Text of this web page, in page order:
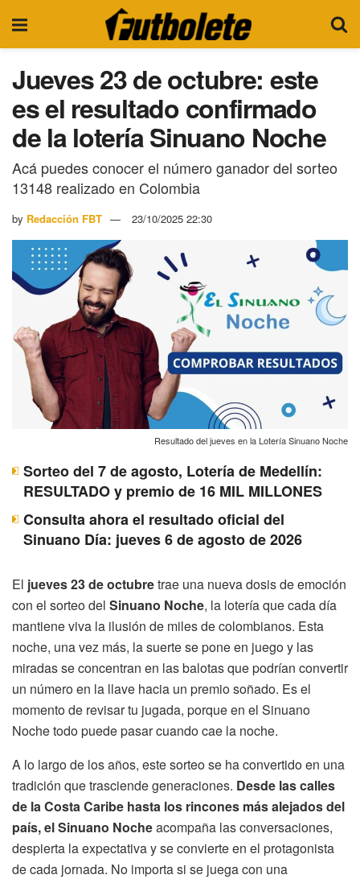
Jueves 23 de octubre: este
es el resultado confirmado
de la lotería Sinuano Noche
Acá puedes conocer el número ganador del sorteo
13148 realizado en Colombia
by Redacción FBT 23/10/2025 22:30
Resultado del jueves en la Lotería Sinuano Noche
Sorteo del 7 de agosto, Lotería de Medellín:
RESULTADO y premio de 16 MIL MILLONES
Consulta ahora el resultado oficial del
Sinuano Día: jueves 6 de agosto de 2026
El jueves 23 de octubretrae una nueva dosis de emoción
con el sorteo del Sinuano Noche, la lotería que cada día
mantiene viva la ilusión de miles de colombianos. Esta
noche, una vez más, la suerte se pone en juego y las
miradas se concentran en las balotas que podrían convertir
un número en la llave hacia un premio soñado. Es el
momento de revisar tu jugada, porque en el Sinuano
Noche todo puede pasar cuando cae la noche.
A lo largo de los años, este sorteo se ha convertido en una
tradición que trasciende generaciones. Desde las calles
de la Costa Caribe hasta los rincones más alejados del
país, el Sinuano Nocheacompaña las conversaciones,
despierta la expectativa y se convierte en el protagonista
de cada jornada. No importa si se juega con una